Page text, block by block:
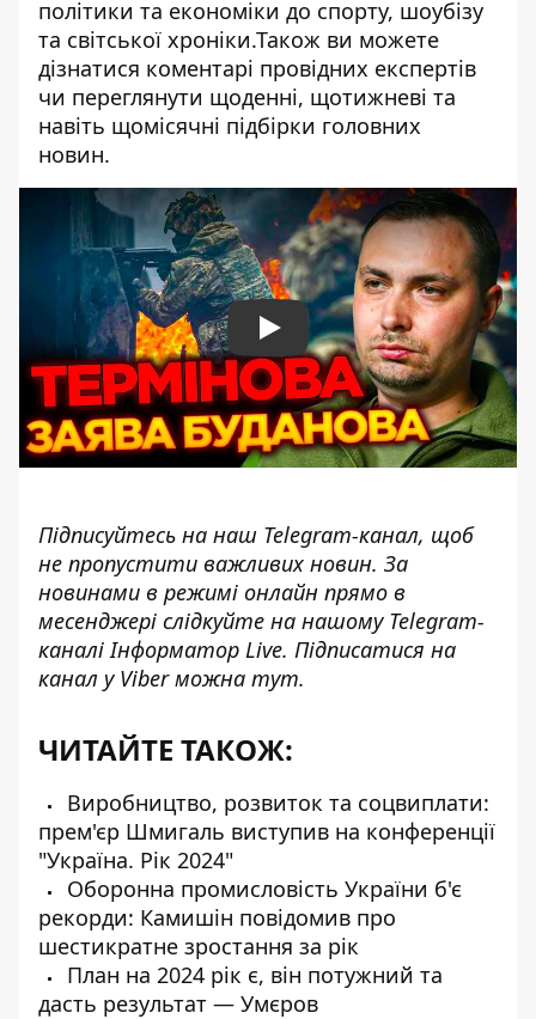
політики та економіки до спорту, шоубізу
та світської хроніки.Також ви можете
дізнатися коментарі провідних експертів
чи переглянути щоденні, щотижневі та
навіть щомісячні підбірки головних
новин.
Play
Підписуйтесь на наш Telegram-канал, щоб
не пропустити важливих новин. За
новинами в режимі онлайн прямо в
месенджері слідкуйте на нашому Telegram-
каналіІнформатор Live. Підписатися на
канал у Viber можна тут.
ЧИТАЙТЕ ТАКОЖ:
Виробництво, розвиток та соцвиплати:
прем'єр Шмигаль виступив на конференції
"Україна. Рік 2024"
Оборонна промисловість України б'є
рекорди: Камишін повідомив про
шестикратне зростання за рік
План на 2024 рік є, він потужний та
дасть результат — Умєров